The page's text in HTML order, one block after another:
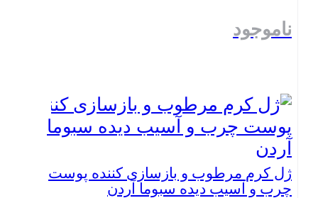
ناموجود
بستن
ژل کرم مرطوب و بازسازی کننده پوست
چرب و آسیب دیده سبوما آردن